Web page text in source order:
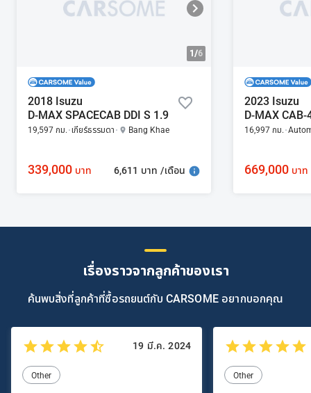
1/6
2018 Isuzu
D-MAX SPACECAB DDI S 1.9
19,597 กม. เกียร์ธรรมดา Bang Khae
339,000 บาท 6,611 บาท /เดือน
2023 Isuzu
16,997 กม.
669,000 บาท
เรื่องราวจากลูกค้าของเรา
ค้นพบสิ่งที่ลูกค้าที่ซื้อรถยนต์กับ CARSOME อยากบอกคุณ
19 มี.ค. 2024
Other Other